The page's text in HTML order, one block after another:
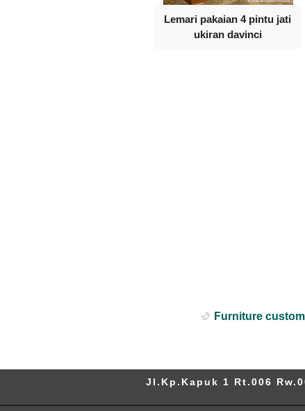
Lemari pakaian 4 pintu jati
ukiran davinci
Furniture
Jl.Kp.Kapuk 1 Rt.006